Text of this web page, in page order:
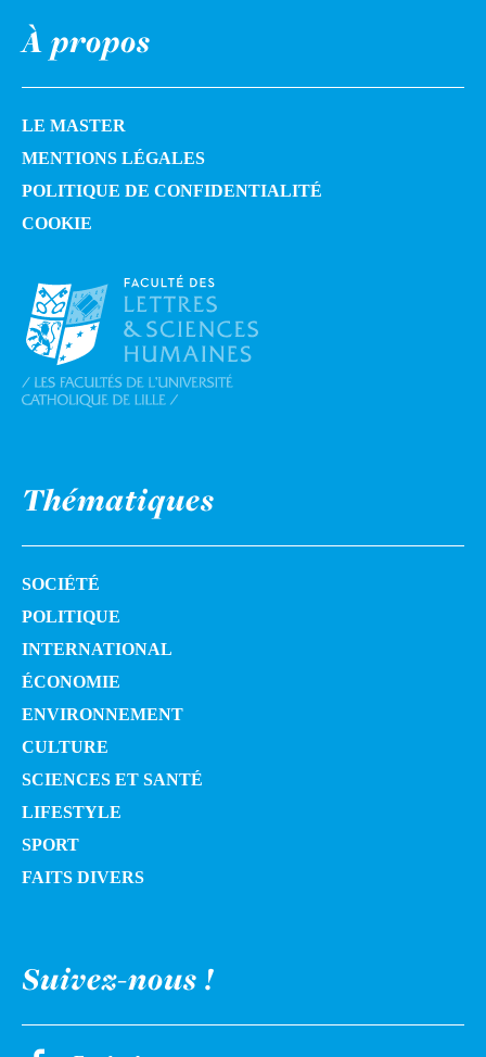
À propos
LE MASTER
MENTIONS LÉGALES
POLITIQUE DE CONFIDENTIALITÉ
COOKIE
Thématiques
SOCIÉTÉ
POLITIQUE
INTERNATIONAL
ÉCONOMIE
ENVIRONNEMENT
CULTURE
SCIENCES ET SANTÉ
LIFESTYLE
SPORT
FAITS DIVERS
Suivez-nous !